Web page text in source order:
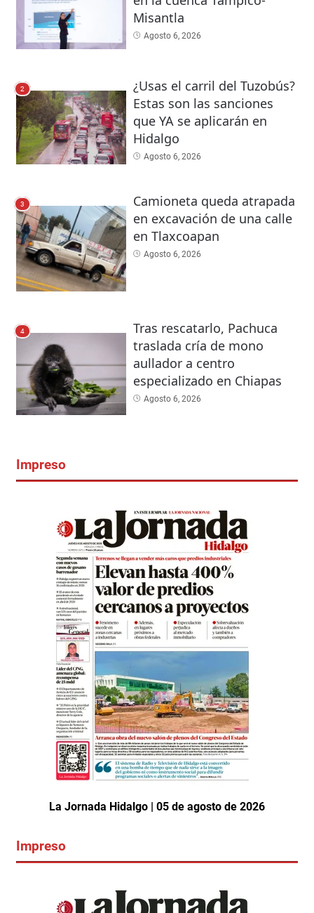
Misantla
Agosto 6, 2026
2
¿Usas el carril del Tuzobús?
Estas son las sanciones
que YA se aplicarán en
Hidalgo
Agosto 6, 2026
3
Camioneta queda atrapada
en excavación de una calle
en Tlaxcoapan
Agosto 6, 2026
4
Tras rescatarlo, Pachuca
traslada cría de mono
aullador a centro
especializado en Chiapas
Agosto 6, 2026
Impreso
La Jornada Hidalgo | 05 de agosto de 2026
Impreso